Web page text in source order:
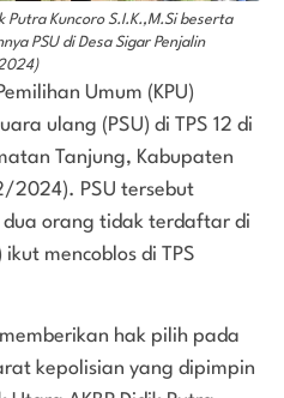
Putra Kuncoro S.I.K.,M.Si beserta
PSU di Desa Sigar Penjalin
Umum (KPU)
ulang (PSU) di TPS 12 di
Tanjung, Kabupaten
2024). PSU tersebut
orang tidak terdaftar di
mencoblos di TPS
hak pilih pada
kepolisian yang dipimpin